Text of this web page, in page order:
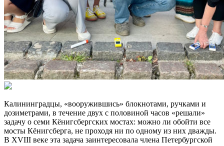
Калининградцы, «вооружившись» блокнотами, ручками и
дозиметрами, в течение двух с половиной часов «решали»
задачу о семи Кёнигсбергских мостах: можно ли обойти все
мосты Кёнигсберга, не проходя ни по одному из них дважды.
В XVIII веке эта задача заинтересовала члена Петербургской